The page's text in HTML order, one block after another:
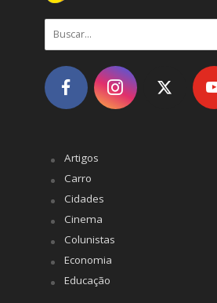
Artigos
Carro
Cidades
Cinema
Colunistas
Economia
Educação